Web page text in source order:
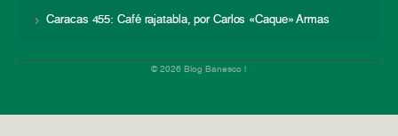
Caracas 455: Café rajatabla, por Carlos «Caque» Armas
© 2026 Blog Banesco |